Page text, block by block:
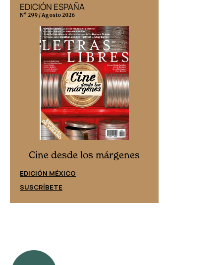
EDICIÓN ESPAÑA
N° 299 / Agosto 2026
Cine desde los márgenes
EDICIÓN MÉXICO
SUSCRÍBETE